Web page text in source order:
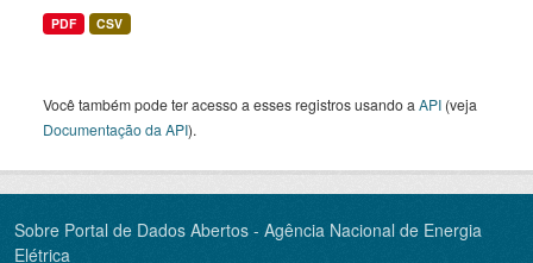
PDF CSV
Você também pode ter acesso a esses registros usando a API (veja
Documentação da API).
Sobre Portal de Dados Abertos - Agência Nacional de Energia
Elétrica